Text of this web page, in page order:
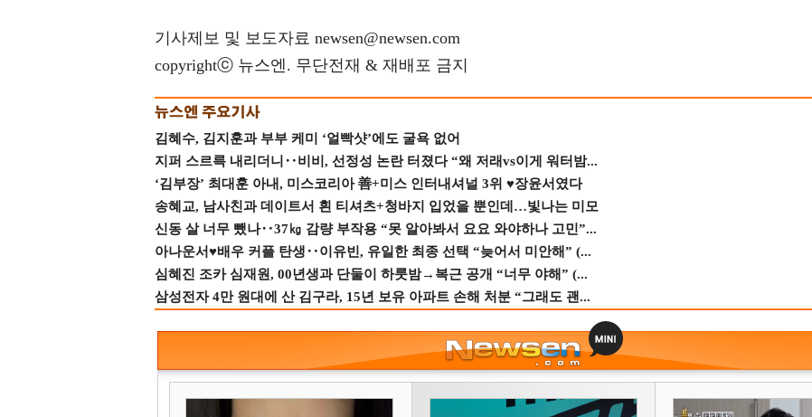
기사제보 및 보도자료 newsen@newsen.com
copyrightⓒ 뉴스엔. 무단전재 & 재배포 금지
김혜수, 김지훈과 부부 케미 ‘얼빡샷’에도 굴욕 없어
지퍼 스르륵 내리더니‥비비, 선정성 논란 터졌다 “왜 저래vs이게 워터밤...
‘김부장’ 최대훈 아내, 미스코리아 善+미스 인터내셔널 3위 ♥장윤서였다
송혜교, 남사친과 데이트서 흰 티셔츠+청바지 입었을 뿐인데…빛나는 미모
신동 살 너무 뺐나‥37㎏ 감량 부작용 “못 알아봐서 요요 와야하나 고민”...
아나운서♥배우 커플 탄생‥이유빈, 유일한 최종 선택 “늦어서 미안해” (...
심혜진 조카 심재원, 00년생과 단둘이 하룻밤→복근 공개 “너무 야해” (...
삼성전자 4만 원대에 산 김구라, 15년 보유 아파트 손해 처분 “그래도 괜...